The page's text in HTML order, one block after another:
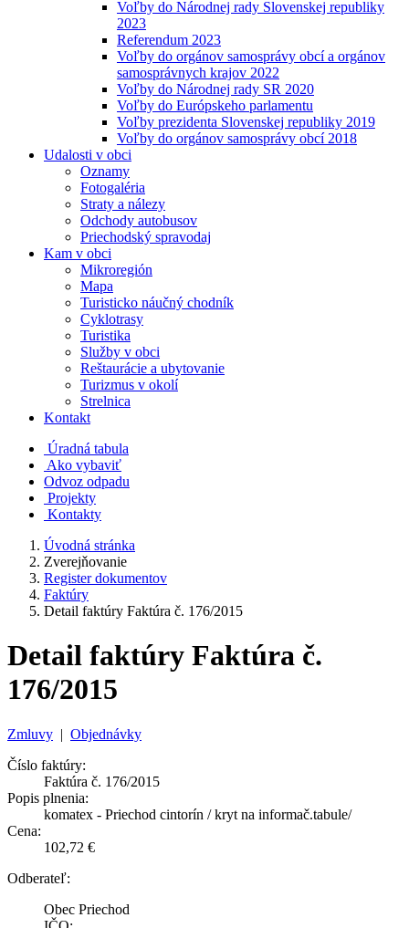
Voľby do Národnej rady Slovenskej republiky
2023
Referendum 2023
Voľby do orgánov samosprávy obcí a orgánov
samosprávnych krajov 2022
Voľby do Národnej rady SR 2020
Voľby do Európskeho parlamentu
Voľby prezidenta Slovenskej republiky 2019
Voľby do orgánov samosprávy obcí 2018
Udalosti v obci
Oznamy
Fotogaléria
Straty a nálezy
Odchody autobusov
Priechodský spravodaj
Kam v obci
Mikroregión
Mapa
Turisticko náučný chodník
Cyklotrasy
Turistika
Služby v obci
Reštaurácie a ubytovanie
Turizmus v okolí
Strelnica
Kontakt
Úradná tabula
Ako vybaviť
Odvoz odpadu
Projekty
Kontakty
Úvodná stránka
Zverejňovanie
Register dokumentov
Faktúry
Detail faktúry Faktúra č. 176/2015
Detail faktúry Faktúra č.
176/2015
Zmluvy | Objednávky
Číslo faktúry:
Faktúra č. 176/2015
Popis plnenia:
komatex - Priechod cintorín / kryt na informač.tabule/
Cena:
102,72 €
Odberateľ:
Obec Priechod